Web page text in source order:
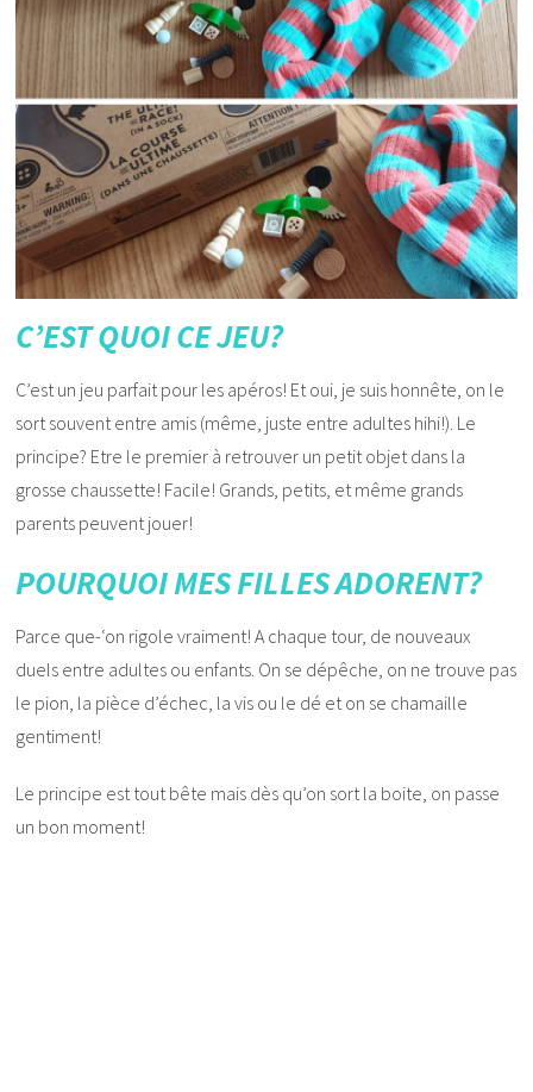
C’EST QUOI CE JEU?
C’est un jeu parfait pour les apéros! Et oui, je suis honnête, on le
sort souvent entre amis (même, juste entre adultes hihi!). Le
principe? Etre le premier à retrouver un petit objet dans la
grosse chaussette! Facile! Grands, petits, et même grands
parents peuvent jouer!
POURQUOI MES FILLES ADORENT?
Parce que-‘on rigole vraiment! A chaque tour, de nouveaux
duels entre adultes ou enfants. On se dépêche, on ne trouve pas
le pion, la pièce d’échec, la vis ou le dé et on se chamaille
gentiment!
Le principe est tout bête mais dès qu’on sort la boite, on passe
un bon moment!